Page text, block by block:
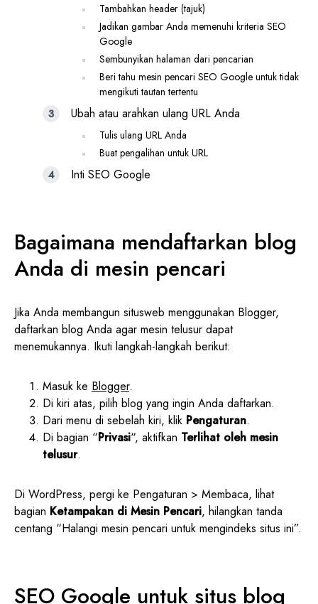
Tambahkan header (tajuk)
Jadikan gambar Anda memenuhi kriteria SEO
Google
Sembunyikan halaman dari pencarian
Beri tahu mesin pencari SEO Google untuk tidak
mengikuti tautan tertentu
Ubah atau arahkan ulang URL Anda
Tulis ulang URL Anda
Buat pengalihan untuk URL
Inti SEO Google
Bagaimana mendaftarkan blog
Anda di mesin pencari
Jika Anda membangun situsweb menggunakan Blogger,
daftarkan blog Anda agar mesin telusur dapat
menemukannya. Ikuti langkah-langkah berikut:
Masuk ke Blogger.
Di kiri atas, pilih blog yang ingin Anda daftarkan.
Dari menu di sebelah kiri, klik Pengaturan.
Di bagian “Privasi“, aktifkan Terlihat oleh mesin
telusur.
Di WordPress, pergi ke Pengaturan > Membaca, lihat
bagian Ketampakan di Mesin Pencari, hilangkan tanda
centang “Halangi mesin pencari untuk mengindeks situs ini”.
SEO Google untuk situs blog